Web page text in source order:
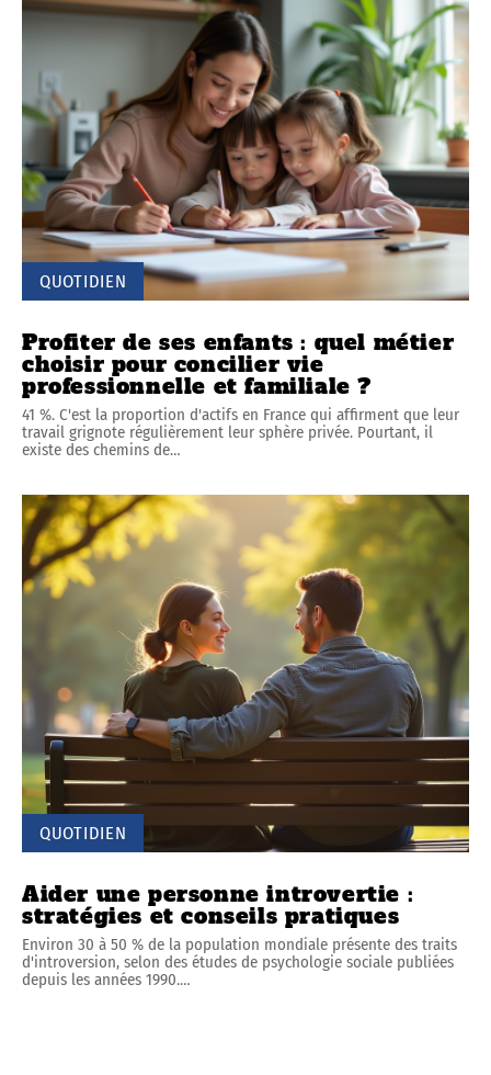
QUOTIDIEN
Profiter de ses enfants : quel métier
choisir pour concilier vie
professionnelle et familiale ?
41 %. C'est la proportion d'actifs en France qui affirment que leur
travail grignote régulièrement leur sphère privée. Pourtant, il
existe des chemins de…
QUOTIDIEN
Aider une personne introvertie :
stratégies et conseils pratiques
Environ 30 à 50 % de la population mondiale présente des traits
d'introversion, selon des études de psychologie sociale publiées
depuis les années 1990.…